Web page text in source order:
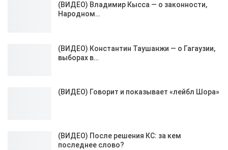
(ВИДЕО) Владимир Кысса — о законности,
Народном…
(ВИДЕО) Константин Таушанжи — о Гагаузии,
выборах в…
(ВИДЕО) Говорит и показывает «лейбл Шора»
(ВИДЕО) После решения КС: за кем
последнее слово?